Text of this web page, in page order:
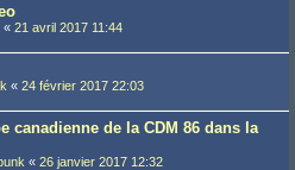
« 21 avril 2017 11:44
« 24 février 2017 22:03
canadienne de la CDM 86 dans la
« 26 janvier 2017 12:32